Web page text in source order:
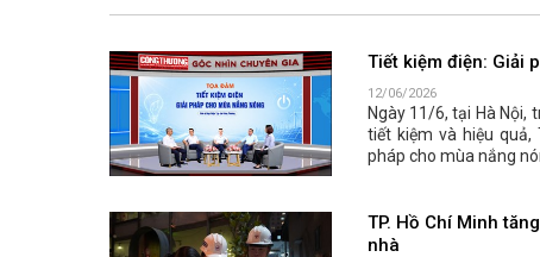
Tiết kiệm điện: Giải
12/06/2026
Ngày 11/6, tại Hà Nội,
tiết kiệm và hiệu quả,
pháp cho mùa nắng
TP. Hồ Chí Minh
nhà